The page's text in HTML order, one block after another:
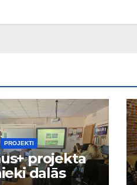
PROJEKTI
projekta
dalās